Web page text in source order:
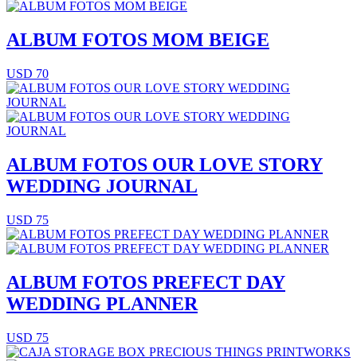
ALBUM FOTOS MOM BEIGE
USD 70
ALBUM FOTOS OUR LOVE STORY
WEDDING JOURNAL
USD 75
ALBUM FOTOS PREFECT DAY
WEDDING PLANNER
USD 75